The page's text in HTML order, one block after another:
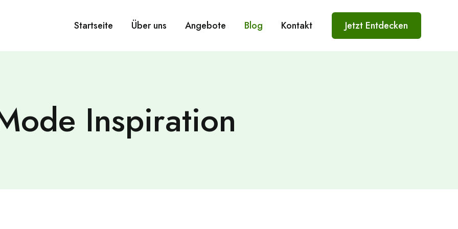
Startseite Über uns Angebote Blog Kontakt Jetzt Entdecken
Inspiration